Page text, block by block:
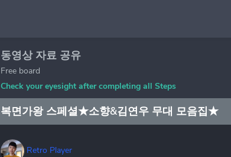
동영상 자료 공유
Free board
Check your eyesight after completing all Steps
복면가왕 스페셜★소향&김연우 무대 모음집★
Retro Player